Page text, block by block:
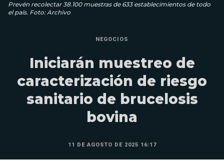
Prevén recolectar 38.100 muestras de 633 establecimientos de todo
el país. Foto: Archivo
NEGOCIOS
Iniciarán muestreo de
caracterización de riesgo
sanitario de brucelosis
bovina
11 DE AGOSTO DE 2025 16:17